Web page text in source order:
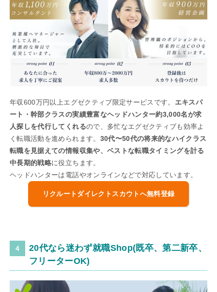
年収600万円以上エグゼクティブ限定サービスです。 エキスパ
ート・幹部クラスの実績豊富なヘッドハンター約3,000名が求
人探しを代行してくれるので、多忙なエグゼクティブも効率よ
く転職活動を進められます。 30代〜50代の将来的なハイクラス
転職を見据えての情報収集や、ベストな転職タイミングを計る
中長期的戦略に役立ちます。
ヘッドハンターは電話やオンラインなどで対応しています。
リクルートダイレクトスカウトへ無料登録
20代なら迷わず就職Shop(既卒、第二新卒、
フリーターOK)